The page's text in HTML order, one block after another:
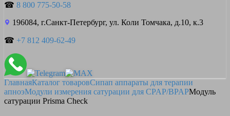
☎ 8 800 775-50-58
196084, г.Санкт-Петербург, ул. Коли Томчака, д.10, к.3
☎ +7 812 409-62-49
ГлавнаяКаталог товаровСипап аппараты для терапии
апноэМодули измерения сатурации для CPAP/BPAPМодуль
сатурации Prisma Check